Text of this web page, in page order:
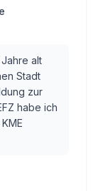
alt
Stadt
zur
habe ich